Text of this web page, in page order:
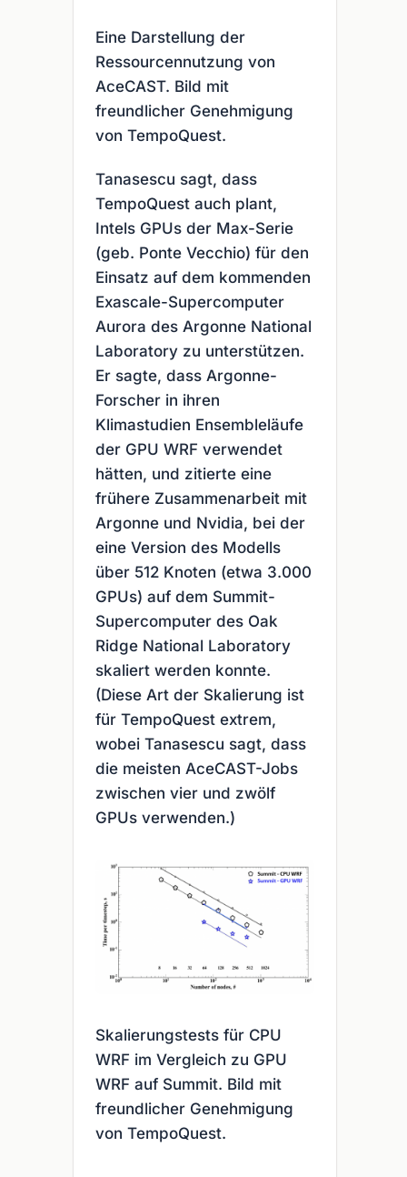
Eine Darstellung der
Ressourcennutzung von
AceCAST. Bild mit
freundlicher Genehmigung
von TempoQuest.
Tanasescu sagt, dass
TempoQuest auch plant,
Intels GPUs der Max-Serie
(geb. Ponte Vecchio) für den
Einsatz auf dem kommenden
Exascale-Supercomputer
Aurora des Argonne National
Laboratory zu unterstützen.
Er sagte, dass Argonne-
Forscher in ihren
Klimastudien Ensembleläufe
der GPU WRF verwendet
hätten, und zitierte eine
frühere Zusammenarbeit mit
Argonne und Nvidia, bei der
eine Version des Modells
über 512 Knoten (etwa 3.000
GPUs) auf dem Summit-
Supercomputer des Oak
Ridge National Laboratory
skaliert werden konnte.
(Diese Art der Skalierung ist
für TempoQuest extrem,
wobei Tanasescu sagt, dass
die meisten AceCAST-Jobs
zwischen vier und zwölf
GPUs verwenden.)
Skalierungstests für CPU
WRF im Vergleich zu GPU
WRF auf Summit. Bild mit
freundlicher Genehmigung
von TempoQuest.